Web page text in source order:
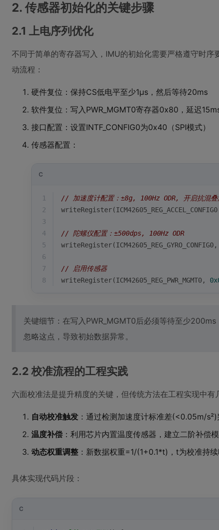
2. 传感器初始化的关键步骤
2.1 上电序列优化
不同于简单的寄存器写入，IMU的初始化需要严格遵守时
动流程：
硬件复位：保持CS低电平至少1μs，然后等待20ms
软件复位：写入PWR_MGMT0寄存器0x80，延迟
接口配置：设置INTF_CONFIG0为0x40（SPI模式）
传感器配置：
C
1
// 加速度计配置：±8g, 100Hz ODR, 开启抗混叠
2
3
4
// 陀螺仪配置：±500dps, 100Hz ODR
5
6
7
// 启用传感器
8
writeRegister(ICM42605_REG_PWR_MGMT0,
关键细节：在写入PWR_MGMT0后必须等待至少
忽略这点，导致初始数据异常。
2.2 校准流程的工程实践
六面校准法是提升精度的关键，但传统方法在工程实现中有
自动校准触发 ：通过检测加速度计标准差(<0.05m/
温度补偿 ：利用芯片内置温度传感器，建立二阶补偿
动态权重调整 ：新数据权重=1/(1+0.1*t)，t为校准持
具体实现代码片段：
C